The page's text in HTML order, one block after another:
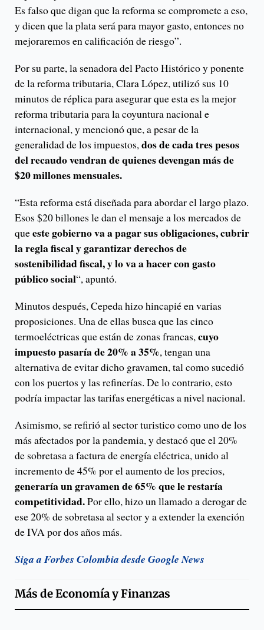
Es falso que digan que la reforma se compromete a eso,
y dicen que la plata será para mayor gasto, entonces no
mejoraremos en calificación de riesgo”.
Por su parte, la senadora del Pacto Histórico y ponente
de la reforma tributaria, Clara López, utilizó sus 10
minutos de réplica para asegurar que esta es la mejor
reforma tributaria para la coyuntura nacional e
internacional, y mencionó que, a pesar de la
generalidad de los impuestos,dos de cada tres pesos
del recaudo vendran de quienes devengan más de
$20 millones mensuales.
“Esta reforma está diseñada para abordar el largo plazo.
Esos $20 billones le dan el mensaje a los mercados de
queeste gobierno va a pagar sus obligaciones, cubrir
la regla fiscal y garantizar derechos de
sostenibilidad fiscal, y lo va a hacer con gasto
público social“, apuntó.
Minutos después, Cepeda hizo hincapié en varias
proposiciones. Una de ellas busca que las cinco
termoeléctricas que están de zonas francas,cuyo
impuesto pasaría de 20% a 35%, tengan una
alternativa de evitar dicho gravamen, tal como sucedió
con los puertos y las refinerías. De lo contrario, esto
podría impactar las tarifas energéticas a nivel nacional.
Asimismo, se refirió al sector turistico como uno de los
más afectados por la pandemia, y destacó que el 20%
de sobretasa a factura de energía eléctrica, unido al
incremento de 45% por el aumento de los precios,
generaría un gravamen de 65% que le restaría
competitividad.Por ello, hizo un llamado a derogar de
ese 20% de sobretasa al sector y a extender la exención
de IVA por dos años más.
Siga a Forbes Colombia desde Google News
Más deEconomía y Finanzas